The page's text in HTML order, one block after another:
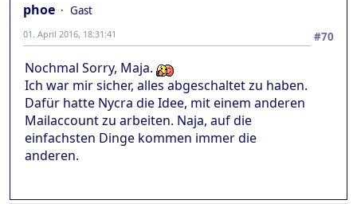
phoe
Gast
#70
01. April 2016, 18:31:41
Nochmal Sorry, Maja.
Ich war mir sicher, alles abgeschaltet zu haben.
Dafür hatte Nycra die Idee, mit einem anderen
Mailaccount zu arbeiten. Naja, auf die
einfachsten Dinge kommen immer die
anderen.